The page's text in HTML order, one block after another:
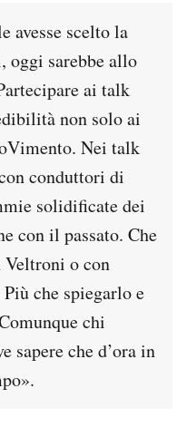
avesse scelto la
oggi sarebbe allo
ai talk
non solo ai
Nei talk
conduttori di
solidificate dei
con il passato. Che
Veltroni o con
che spiegarlo e
chi
sapere che d’ora in